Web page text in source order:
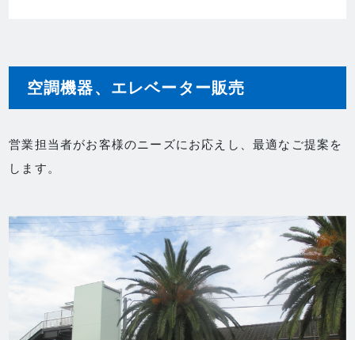
空調機器、エレベーター販売
営業担当者がお客様のニーズにお応えし、最適なご提案を
します。